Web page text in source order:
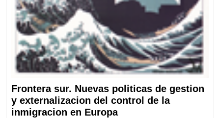
Frontera sur. Nuevas politicas de gestion
y externalizacion del control de la
inmigracion en Europa